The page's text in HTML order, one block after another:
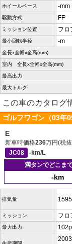
ホイールベース -mm
駆動方式 FF
ミッション位置 フロ
最小回転半径 -m
全長x全幅x全高(mm)
室内 全長x全幅x全高(mm)
最高出力
最大トルク
この車のカタログ
ゴルフワゴン（03年
E
新車時価格236万円(税
JC08
-km/L
満タンでどこま
-km
排気量
ミッション フロ
最大出力